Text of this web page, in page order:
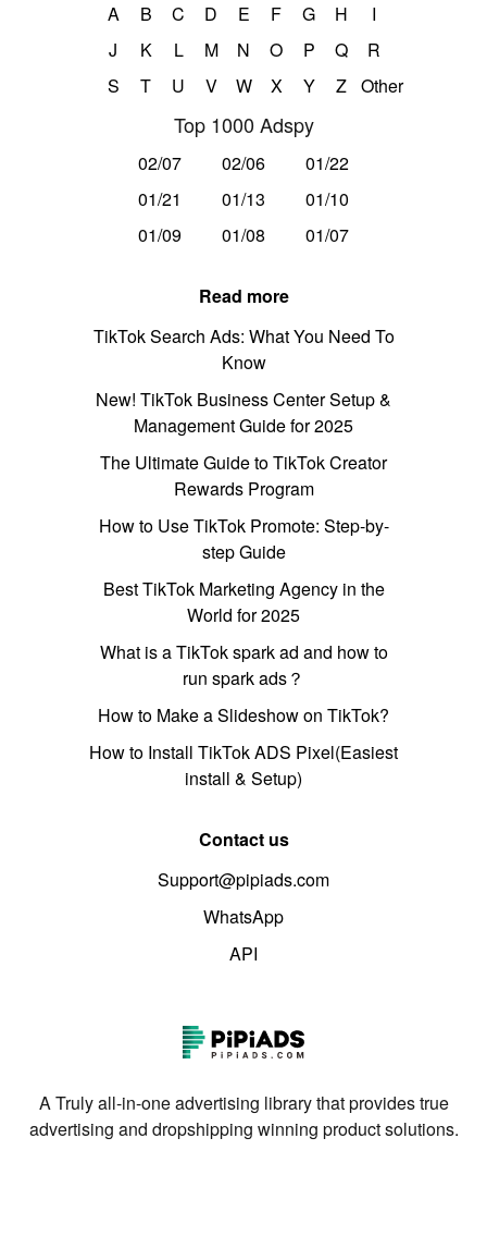
A B C D E F G H
I
J
K L M N O P Q
R
S
T U V W X Y Z Other
Top 1000 Adspy
02/07 02/06
01/22
01/21
01/13
01/10
01/09
01/08 01/07
Read more
TikTok Search Ads: What You Need To
Know
New! TikTok Business Center Setup &
Management Guide for 2025
The Ultimate Guide to TikTok Creator
Rewards Program
How to Use TikTok Promote: Step-by-
step Guide
Best TikTok Marketing Agency in the
World for 2025
What is a TikTok spark ad and how to
run spark ads？
How to Make a Slideshow on TikTok?
How to Install TikTok ADS Pixel(Easiest
install & Setup)
Contact us
Support@pipiads.com
WhatsApp
API
A Truly all-in-one advertising library that provides true
advertising and dropshipping winning product solutions.